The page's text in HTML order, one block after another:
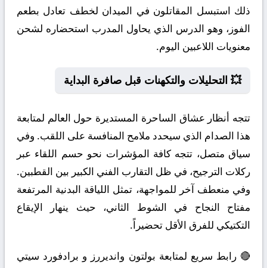
ذلك استبسل المقاتلون في الميدان لخطف تعادل بطعم
الفوز، وهو الدرس الذي يحاول المدرب استحضاره لشحن
معنويات اللاعبين اليوم.
💥 التحليلات والتكهنات قبل صافرة البداية
تتجه أنظار عشاق الساحرة المستديرة حول العالم لمتابعة
هذا الصدام الذي سيحدد ملامح المنافسة على اللقب. وفي
سياق متصل، تتجه كافة المؤشرات نحو حسم اللقاء عبر
ركلات الترجيح، في ظل التقارب الفني الكبير بين القطبين.
وفي منعطف آخر للمواجهة، تمثل اللياقة البدنية المرتفعة
مفتاح النجاح في الشوط الثاني، حيث ينهار الإيقاع
التكتيكي للفرق الأقل تحضيراً.
🔴 رابط سريع لمتابعة بولتون وانديررز و برادفورد سيتي